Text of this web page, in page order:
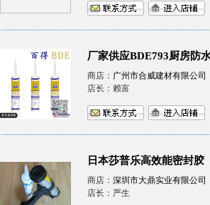
厂家供应BDE793厨房防
商店： 广州市合威建材有限公司
店长：赖富
日本莎普乐高效能密封胶
商店： 深圳市大鼎实业有限公司
店长：严生